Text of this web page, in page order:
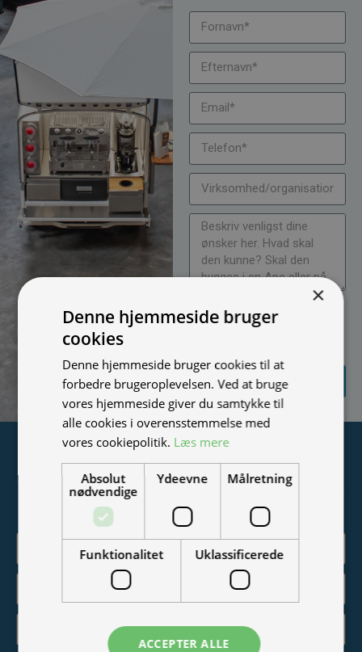
Jeg vil gerne modtage
nyheder på mail (bare rolig,
FORESPØRGSEL
Tilmeld nyhedsmail
Vær blandt de første til at modtage info om nye produkter,
tilbud, events og udstillinger.
×
Denne hjemmeside bruger
cookies
Denne hjemmeside bruger cookies til at
forbedre brugeroplevelsen. Ved at bruge
vores hjemmeside giver du samtykke til
alle cookies i overensstemmelse med
vores cookiepolitik. Læs mere
Absolut
nødvendige
Ydeevne Målretning
Funktionalitet Uklassificerede
ACCEPTER ALLE